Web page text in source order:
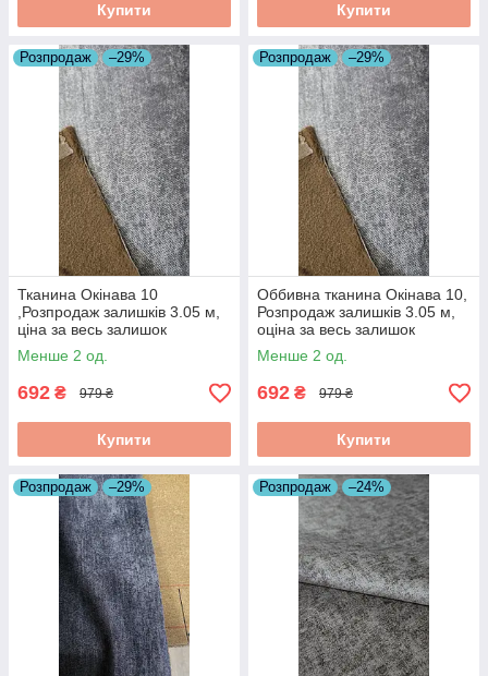
Купити Купити
Розпродаж –29%
Тканина Окінава 10
,Розпродаж залишків 3.05 м,
ціна за весь залишок
Менше 2 од.
692 ₴ 979 ₴
Купити
Розпродаж –29%
Оббивна тканина Окінава 10,
Розпродаж залишків 3.05 м,
оціна за весь залишок
Менше 2 од.
692 ₴ 979 ₴
Купити
Розпродаж –29% Розпродаж –24%